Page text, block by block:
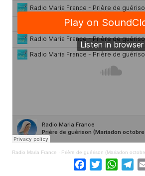
Radio Maria France · Prière de guérison (Mariadon
Facebook
Twitter